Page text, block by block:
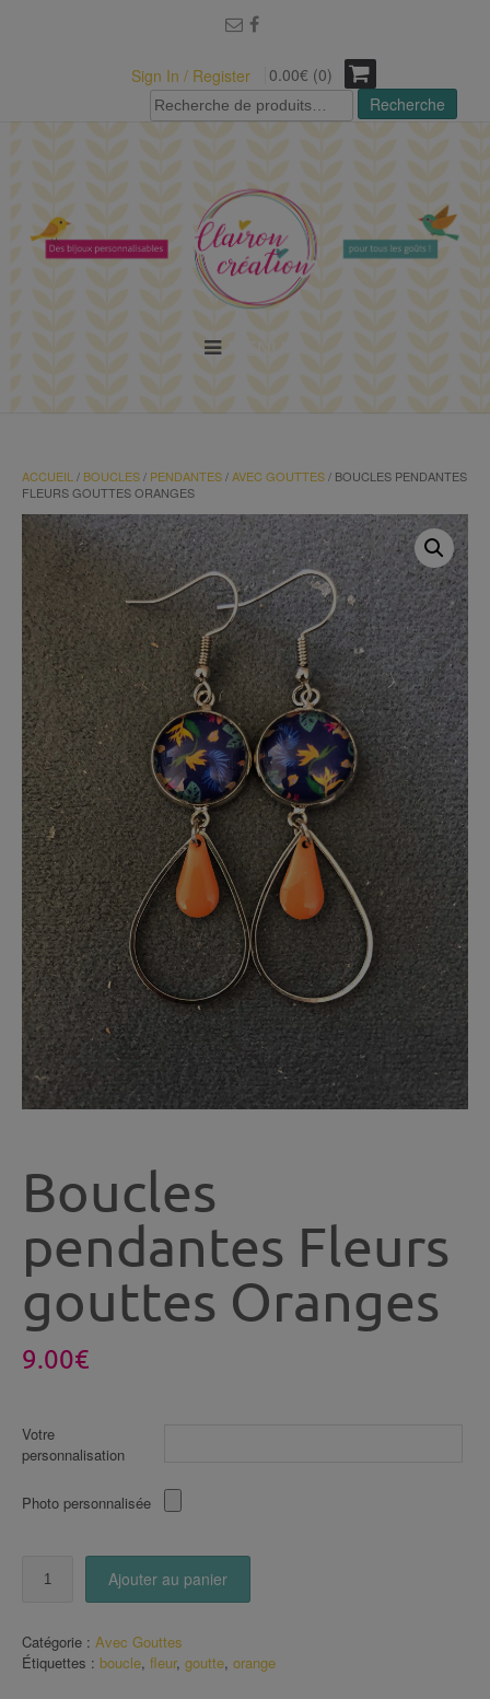
Sign In / Register
0.00€ (0)
Recherche
pour :
Recherche
ACCUEIL / BOUCLES/ PENDANTES/AVEC GOUTTES/ BOUCLES PENDANTES
FLEURS GOUTTES ORANGES
Boucles
pendantes Fleurs
gouttes Oranges
9.00€
Votre
personnalisation
Photo personnalisée
Fleurs
gouttes
Ajouter au panier
Catégorie : Avec Gouttes
Étiquettes : boucle, fleur, goutte, orange